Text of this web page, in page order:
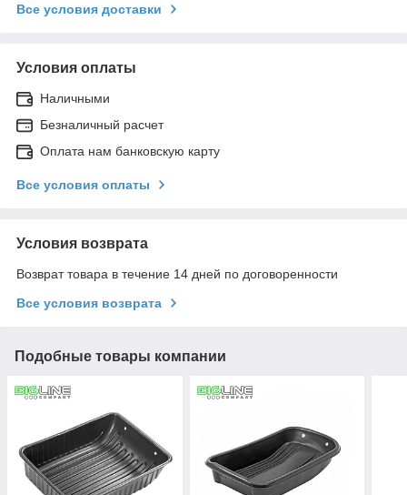
Все условия доставки
Условия оплаты
Наличными
Безналичный расчет
Оплата нам банковскую карту
Все условия оплаты
Условия возврата
Возврат товара в течение 14 дней по договоренности
Все условия возврата
Подобные товары компании